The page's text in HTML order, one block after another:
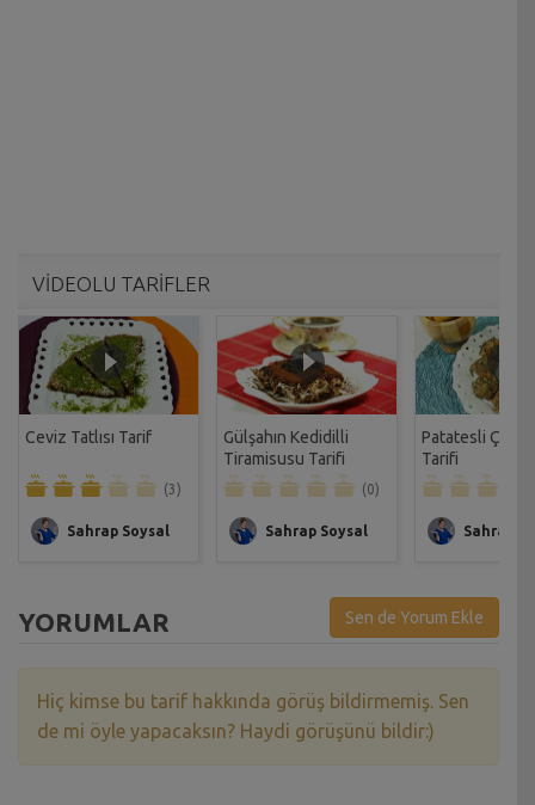
VİDEOLU TARİFLER
Ceviz Tatlısı Tarif
(3)
Sahrap Soysal
Gülşahın Kedidilli
Tiramisusu Tarifi
(0)
Sahrap Soysal
Patatesli Çıtır
Tarifi
Sahrap
YORUMLAR Sen de Yorum Ekle
Hiç kimse bu tarif hakkında görüş bildirmemiş. Sen
de mi öyle yapacaksın? Haydi görüşünü bildir:)